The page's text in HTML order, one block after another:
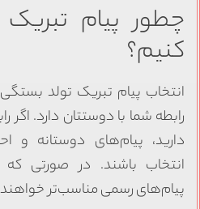
چطور پیام
کنیم؟
انتخاب پیام تبریک تولد
رابطه شما با دوستتان دارد. اگر
دارید، پیام‌های دوستانه و
انتخاب باشند. در صورتی که
پیام‌های رسمی مناسب‌تر